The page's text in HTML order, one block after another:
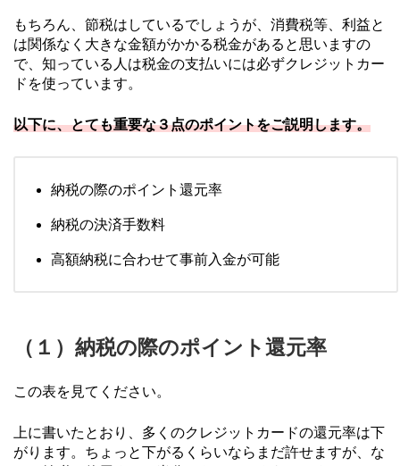
もちろん、節税はしているでしょうが、消費税等、利益と
は関係なく大きな金額がかかる税金があると思いますの
で、知っている人は税金の支払いには必ずクレジットカー
ドを使っています。
以下に、とても重要な３点のポイントをご説明します。
納税の際のポイント還元率
納税の決済手数料
高額納税に合わせて事前入金が可能
（１）納税の際のポイント還元率
この表を見てください。
上に書いたとおり、多くのクレジットカードの還元率は下
がります。ちょっと下がるくらいならまだ許せますが、な